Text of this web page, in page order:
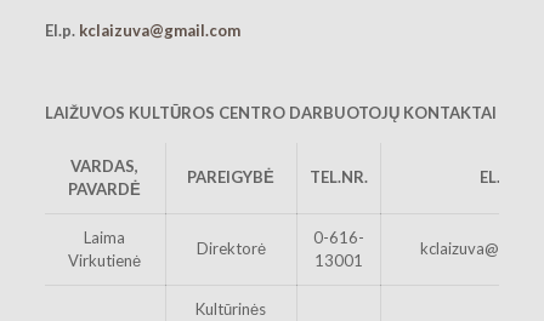
El.p. kclaizuva@gmail.com
LAIŽUVOS KULTŪROS CENTRO DARBUOTOJŲ KONTAKTAI
VARDAS,
PAVARDĖ
PAREIGYBĖ TEL.NR. EL.P
Laima
Virkutienė
Direktorė
0-616-
13001
Kultūrinės